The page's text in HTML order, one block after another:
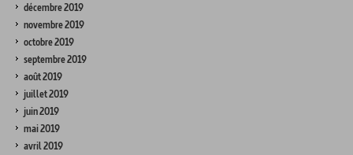
décembre 2019
novembre 2019
octobre 2019
septembre 2019
août 2019
juillet 2019
juin 2019
mai 2019
avril 2019